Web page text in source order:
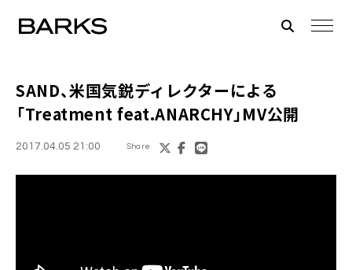
SAND、米国気鋭ディレクターによる
「Treatment feat.ANARCHY」MV公開
2017.04.05 21:00 Share